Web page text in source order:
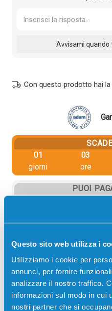
Questo sito web utilizza i
Utilizziamo i cookie per
annunci, per fornire
analizzare il nostro traffico.
informazioni sul modo in cui
nostri partner che si
Con questo prodotto hai la
01
giorni
03
ore
PUOI
Descrizione